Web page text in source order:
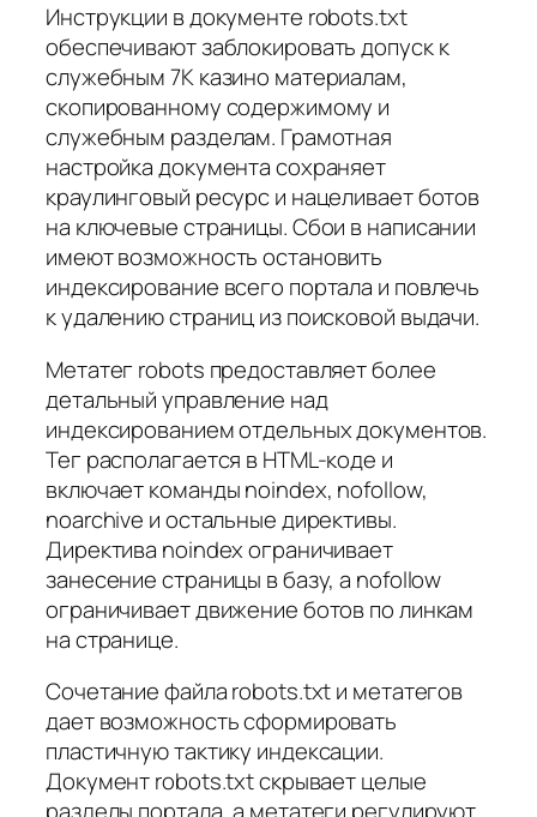
Инструкции в документе robots.txt
обеспечивают заблокировать допуск к
служебным 7К казино материалам,
скопированному содержимому и
служебным разделам. Грамотная
настройка документа сохраняет
краулинговый ресурс и нацеливает ботов
на ключевые страницы. Сбои в написании
имеют возможность остановить
индексирование всего портала и повлечь
к удалению страниц из поисковой выдачи.
Метатег robots предоставляет более
детальный управление над
индексированием отдельных документов.
Тег располагается в HTML-коде и
включает команды noindex, nofollow,
noarchive и остальные директивы.
Директива noindex ограничивает
занесение страницы в базу, а nofollow
ограничивает движение ботов по линкам
на странице.
Сочетание файла robots.txt и метатегов
дает возможность сформировать
пластичную тактику индексации.
Документ robots.txt скрывает целые